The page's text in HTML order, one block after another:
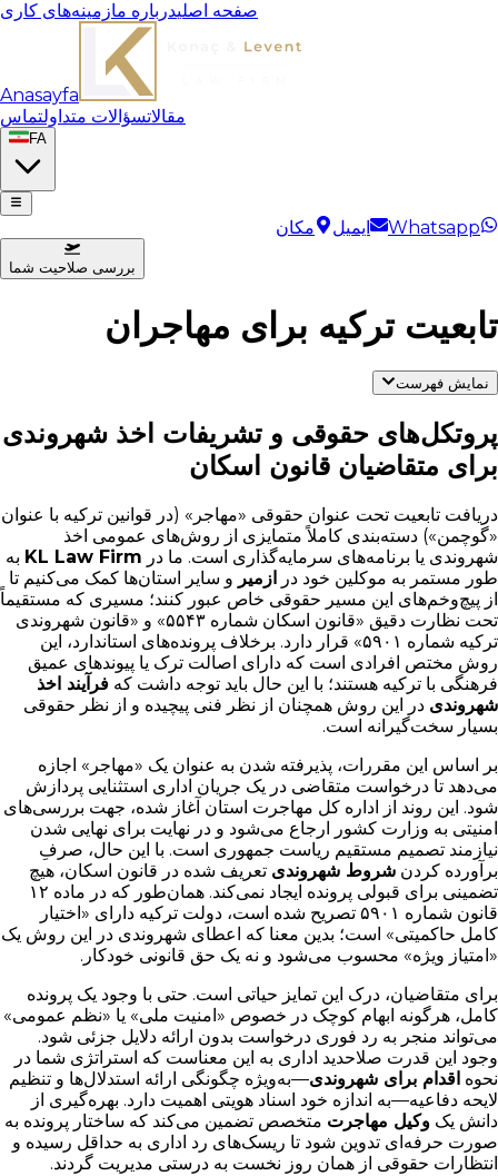
صفحه اصلیدرباره مازمینه‌های کاری
Anasayfa
مقالاتسؤالات متداولتماس
FA
Whatsapp ایمیل مکان
بررسی صلاحیت شما
تابعیت ترکیه برای مهاجران
نمایش فهرست
پروتکل‌های حقوقی و تشریفات اخذ شهروندی
برای متقاضیان قانون اسکان
دریافت تابعیت تحت عنوان حقوقی «مهاجر» (در قوانین ترکیه با عنوان
«گوچمن») دسته‌بندی کاملاً متمایزی از روش‌های عمومی اخذ
شهروندی یا برنامه‌های سرمایه‌گذاری است. ما در KL Law Firm به
طور مستمر به موکلین خود در
ازمیر و سایر استان‌ها کمک می‌کنیم تا
از پیچ‌وخم‌های این مسیر حقوقی خاص عبور کنند؛ مسیری که مستقیماً
تحت نظارت دقیق «قانون اسکان شماره ۵۵۴۳» و «قانون شهروندی
ترکیه شماره ۵۹۰۱» قرار دارد. برخلاف پرونده‌های استاندارد، این
روش مختص افرادی است که دارای اصالت ترک یا پیوندهای عمیق
فرهنگی با ترکیه هستند؛ با این حال باید توجه داشت که فرآیند اخذ
شهروندی در این روش همچنان از نظر فنی پیچیده و از نظر حقوقی
بسیار سخت‌گیرانه است.
بر اساس این مقررات، پذیرفته شدن به عنوان یک «مهاجر» اجازه
می‌دهد تا درخواست متقاضی در یک جریان اداری استثنایی پردازش
شود. این روند از اداره کل مهاجرت استان آغاز شده، جهت بررسی‌های
امنیتی به وزارت کشور ارجاع می‌شود و در نهایت برای نهایی شدن
نیازمند تصمیم مستقیم ریاست جمهوری است. با این حال، صرفِ
برآورده کردن شروط شهروندی تعریف شده در قانون اسکان، هیچ
تضمینی برای قبولی پرونده ایجاد نمی‌کند. همان‌طور که در ماده ۱۲
قانون شماره ۵۹۰۱ تصریح شده است، دولت ترکیه دارای «اختیار
کامل حاکمیتی» است؛ بدین معنا که اعطای شهروندی در این روش یک
«امتیاز ویژه» محسوب می‌شود و نه یک حق قانونی خودکار.
برای متقاضیان، درک این تمایز حیاتی است. حتی با وجود یک پرونده
کامل، هرگونه ابهام کوچک در خصوص «امنیت ملی» یا «نظم عمومی»
می‌تواند منجر به رد فوری درخواست بدون ارائه دلایل جزئی شود.
وجود این قدرت صلاحدید اداری به این معناست که استراتژی شما در
نحوه اقدام برای شهروندی—به‌ویژه چگونگی ارائه استدلال‌ها و تنظیم
لایحه دفاعیه—به اندازه خود اسناد هویتی اهمیت دارد. بهره‌گیری از
دانش یک وکیل مهاجرت متخصص تضمین می‌کند که ساختار پرونده به
صورت حرفه‌ای تدوین شود تا ریسک‌های رد اداری به حداقل رسیده و
انتظارات حقوقی از همان روز نخست به درستی مدیریت گردند.